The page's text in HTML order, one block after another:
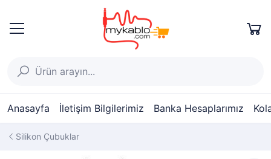
Anasayfa İletişim Bilgilerimiz Banka Hesaplarımız
Silikon Çubuklar